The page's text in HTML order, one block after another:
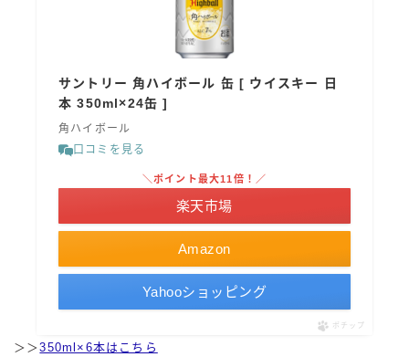
サントリー 角ハイボール 缶 [ ウイスキー 日
本 350ml×24缶 ]
角ハイボール
口コミを見る
Amazon
＼ポイント最大11倍！／
楽天市場
Yahooショッピング
ポチップ
＞＞350ml×6本はこちら